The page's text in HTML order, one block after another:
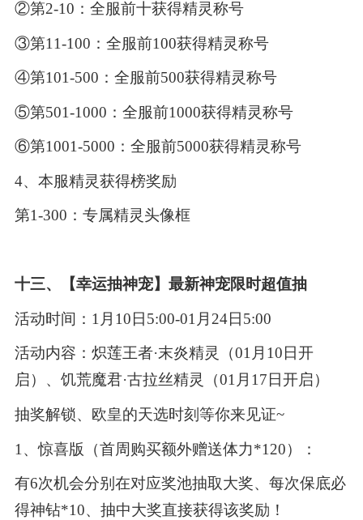
②第2-10：全服前十获得精灵称号
③第11-100：全服前100获得精灵称号
④第101-500：全服前500获得精灵称号
⑤第501-1000：全服前1000获得精灵称号
⑥第1001-5000：全服前5000获得精灵称号
4、本服精灵获得榜奖励
第1-300：专属精灵头像框
十三、【幸运抽神宠】最新神宠限时超值抽
活动时间：1月10日5:00-01月24日5:00
活动内容：炽莲王者·末炎精灵（01月10日开
启）、饥荒魔君·古拉丝精灵（01月17日开启）
抽奖解锁、欧皇的天选时刻等你来见证~
1、惊喜版（首周购买额外赠送体力*120）：
有6次机会分别在对应奖池抽取大奖、每次保底必
得神钻*10、抽中大奖直接获得该奖励！